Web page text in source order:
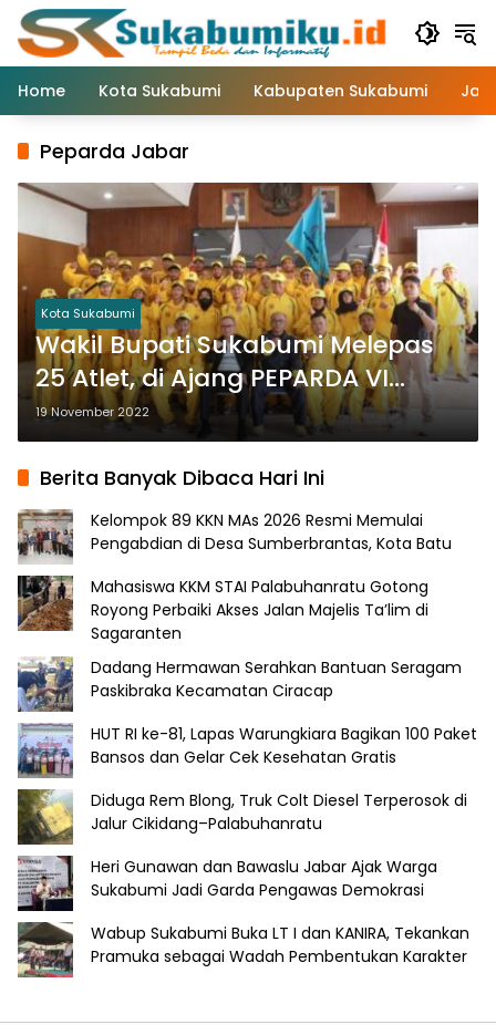
Langsung
konten
Home
Kota Sukabumi Kabupaten Sukabumi
Peparda Jabar
Kota Sukabumi
Wakil Bupati Sukabumi Melepas
25 Atlet, di Ajang PEPARDA VI
Jawa Barat
19 November 2022
Berita Banyak Dibaca Hari Ini
Kelompok 89 KKN MAs 2026 Resmi Memulai
Pengabdian di Desa Sumberbrantas, Kota Batu
Mahasiswa KKM STAI Palabuhanratu Gotong
Royong Perbaiki Akses Jalan Majelis Ta’lim di
Sagaranten
Dadang Hermawan Serahkan Bantuan Seragam
Paskibraka Kecamatan Ciracap
HUT RI ke-81, Lapas Warungkiara Bagikan 100 Paket
Bansos dan Gelar Cek Kesehatan Gratis
Diduga Rem Blong, Truk Colt Diesel Terperosok di
Jalur Cikidang–Palabuhanratu
Heri Gunawan dan Bawaslu Jabar Ajak Warga
Sukabumi Jadi Garda Pengawas Demokrasi
Wabup Sukabumi Buka LT I dan KANIRA, Tekankan
Pramuka sebagai Wadah Pembentukan Karakter